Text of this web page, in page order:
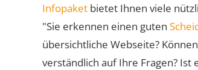
Infopaket bietet Ihnen viele
"Sie erkennen einen guten
übersichtliche Webseite?
verständlich auf Ihre Fragen?